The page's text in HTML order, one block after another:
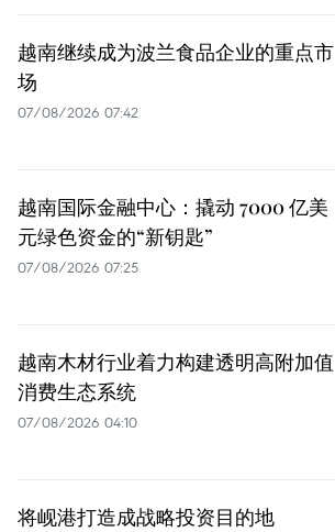
越南继续成为波兰食品企业的重点市
场
07/08/2026 07:42
越南国际金融中心：撬动 7000 亿美
元绿色资金的“新钥匙”
07/08/2026 07:25
越南木材行业着力构建透明高附加值
消费生态系统
07/08/2026 04:10
将岘港打造成战略投资目的地